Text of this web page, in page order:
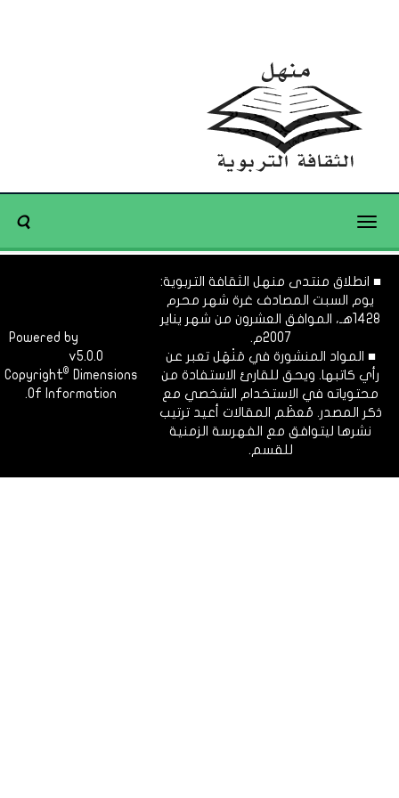
Toggle
■ انطلاق منتدى منهل الثقافة التربوية:
يوم السبت المصادف غرة شهر محرم
1428هـ، الموافق العشرون من شهر يناير
2007م.
■ المواد المنشورة في مَنْهَل تعبر عن
رأي كاتبها. ويحق للقارئ الاستفادة من
محتوياته في الاستخدام الشخصي مع
ذكر المصدر. مُعظَم المقالات أعيد ترتيب
نشرها ليتوافق مع الفهرسة الزمنية
للقسم.
Powered by
v5.0.0
Copyright©
Dimensions
Of Information.